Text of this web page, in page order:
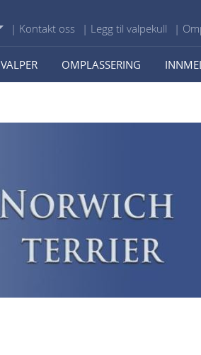
| Kontakt oss | Legg til valpekull |
VALPER OMPLASSERING